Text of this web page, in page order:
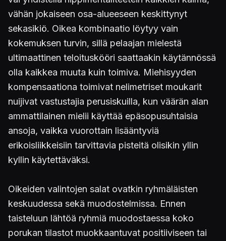
vähän jokaiseen osa-alueeseen keskittynyt
sekasikiö. Oikea kombinaatio löytyy vain
kokemuksen turvin, sillä pelaajan mielestä
ultimaattinen teloituskööri saattaakin käytännössä
olla kaikkea muuta kuin toimiva. Miehisyyden
kompensaationa toimivat nelimetriset moukarit
nuijivat vastustajia perusiskuilla, kun väärän alan
ammattilainen mielii käyttää epäsopusuhtaisia
ansoja, vaikka vuorottain lisääntyviä
erikoisliikkeisiin tarvittavia pisteitä olisikin yllin
kyllin käytettäväksi.
Oikeiden valintojen salat ovatkin ryhmäläisten
keskuudessa sekä muodostelmissa. Ennen
taisteluun lähtöä ryhmiä muodostaessa koko
porukan tilastot muokkaantuvat positiiviseen tai